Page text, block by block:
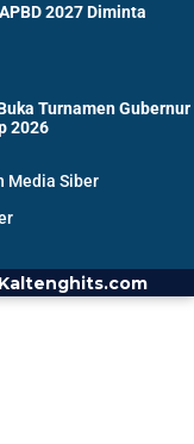
2027 Diminta
Turnamen Gubernur
2026
Media Siber
Kaltenghits.com